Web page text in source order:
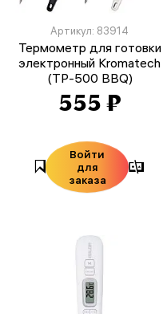
Артикул: 83914
Термометр для готовки
электронный Kromatech
(TP-500 BBQ)
555 ₽
Войти
для
заказа